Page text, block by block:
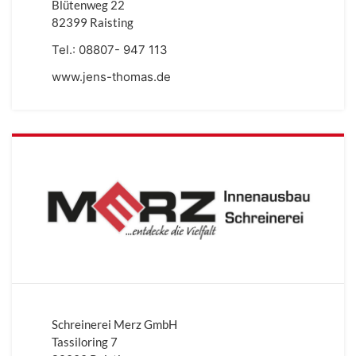
Blütenweg 22
82399 Raisting
Tel.: 08807- 947 113
www.jens-thomas.de
Schreinerei Merz GmbH
Tassiloring 7